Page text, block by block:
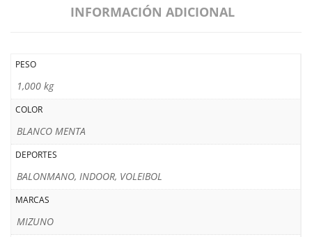
INFORMACIÓN ADICIONAL
PESO
1,000 kg
COLOR
BLANCO MENTA
DEPORTES
BALONMANO, INDOOR, VOLEIBOL
MARCAS
MIZUNO